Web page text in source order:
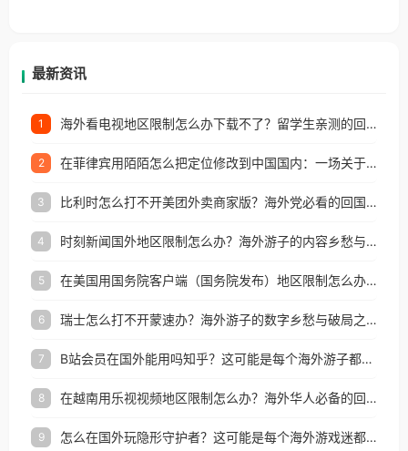
最新资讯
1 海外看电视地区限制怎么办下载不了？留学生亲测的回国加速方案（附2026世界杯观赛技巧）
2 在菲律宾用陌陌怎么把定位修改到中国国内：一场关于归属感与连接的探索
3 比利时怎么打不开美团外卖商家版？海外党必看的回国加速全攻略
4 时刻新闻国外地区限制怎么办？海外游子的内容乡愁与破局之路
5 在美国用国务院客户端（国务院发布）地区限制怎么办？3步解决海外看国内内容难题
6 瑞士怎么打不开蒙速办？海外游子的数字乡愁与破局之路
7 B站会员在国外能用吗知乎？这可能是每个海外游子都问过的问题
8 在越南用乐视视频地区限制怎么办？海外华人必备的回国加速攻略
9 怎么在国外玩隐形守护者？这可能是每个海外游戏迷都问过的问题